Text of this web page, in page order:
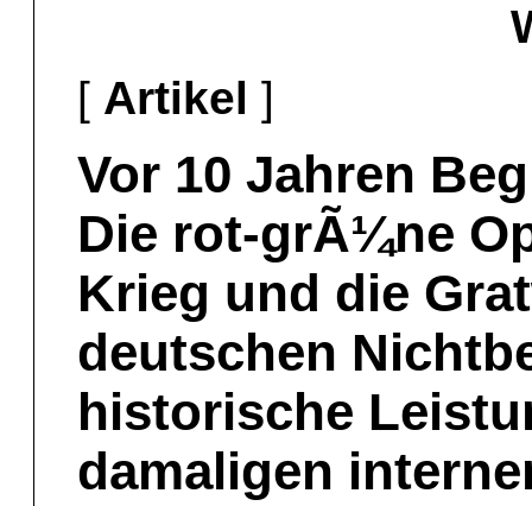
[ Artikel ]
Vor 10 Jahren
Die rot-grÃ¼ne
Krieg und die
deutschen
historische
damaligen